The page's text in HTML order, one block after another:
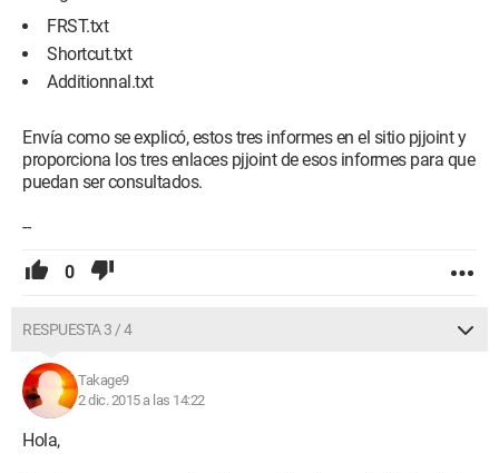
FRST.txt
Shortcut.txt
Additionnal.txt
Envía como se explicó, estos tres informes en el sitio pjjoint y
proporciona los tres enlaces pjjoint de esos informes para que
puedan ser consultados.
--
0
RESPUESTA 3 / 4
Takage9
2 dic. 2015 a las 14:22
Hola,